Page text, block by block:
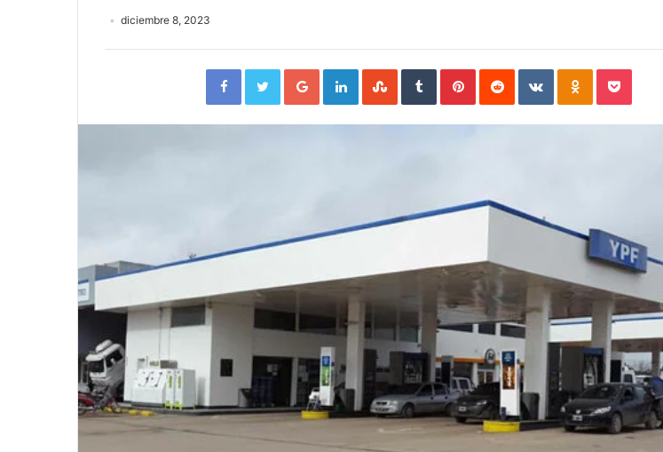
diciembre 8, 2023
FacebookTwitterGoogle+LinkedInStumbleUpon
TumblrPinterestReddit VKontakteOdnoklassniki
Pocket